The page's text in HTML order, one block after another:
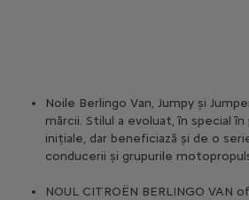
Noile Berlingo Van, Jumpy și
mărcii. Stilul a evoluat, în special
inițiale, dar beneficiază și de o
conducerii și grupurile
NOUL CITROËN BERLINGO